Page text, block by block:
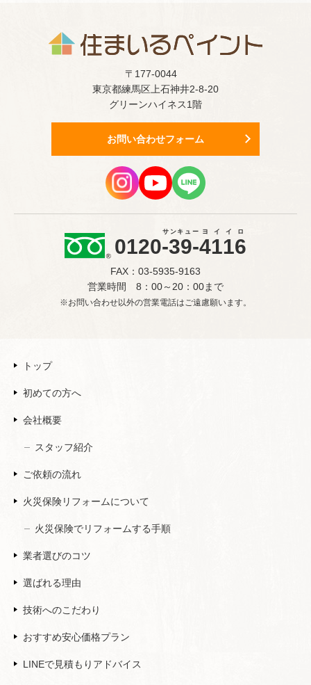
〒177-0044
東京都練馬区上石神井2-8-20
グリーンハイネス1階
お問い合わせフォーム
0120-39-
サンキュー
4116
ヨイイロ
FAX：03-5935-9163
営業時間 8：00～20：00まで
※お問い合わせ以外の営業電話はご遠慮願います。
トップ
初めての方へ
会社概要
スタッフ紹介
ご依頼の流れ
火災保険リフォームについて
火災保険でリフォームする手順
業者選びのコツ
選ばれる理由
技術へのこだわり
おすすめ安心価格プラン
LINEで見積もりアドバイス